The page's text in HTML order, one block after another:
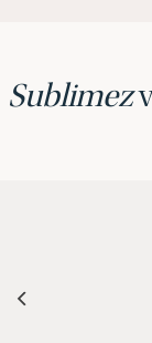
Sublimez